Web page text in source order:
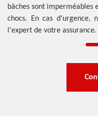
bâches sont imperméables
chocs. En cas d'urgence,
l'expert de votre assurance.